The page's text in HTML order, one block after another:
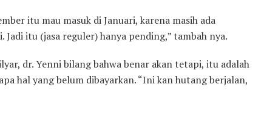
itu mau masuk di Januari, karena masih ada
itu (jasa reguler) hanya pending,” tambah nya.
dr. Yenni bilang bahwa benar akan tetapi, itu adalah
hal yang belum dibayarkan. “Ini kan hutang berjalan,